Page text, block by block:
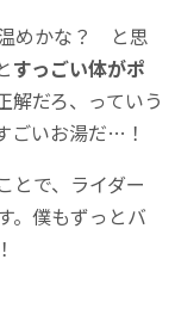
めかな？ と思
すっごい体がポ
解だろ、っていう
ごいお湯だ…！
とで、ライダー
。僕もずっとバ